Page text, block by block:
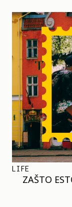
LIFE
ZAŠTO